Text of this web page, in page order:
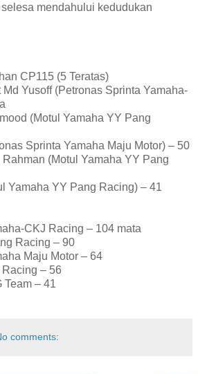
mendahului kedudukan
CP115 (5 Teratas)
Yusoff (Petronas Sprinta Yamaha-
(Motul Yamaha YY Pang
Sprinta Yamaha Maju Motor) – 50
Rahman (Motul Yamaha YY Pang
Yamaha YY Pang Racing) – 41
CKJ Racing – 104 mata
Racing – 90
Maju Motor – 64
Racing – 56
Team – 41
comments: